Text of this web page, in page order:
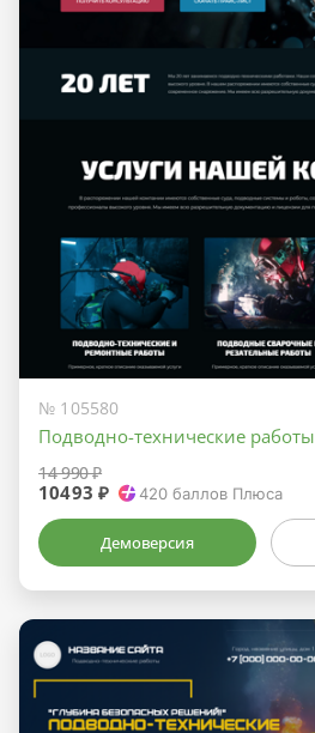
№ 105580
Подводно-технические работы
14 990 ₽
10493 ₽ 420 баллов Плюса
Демоверсия